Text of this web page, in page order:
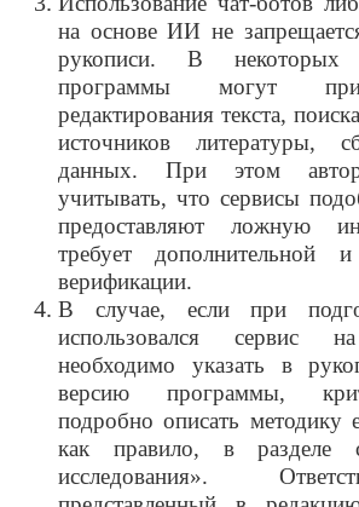
на основе ИИ не
рукописи. В некоторых
программы могут
редактирования текста,
источников литературы,
данных. При этом
учитывать, что сервисы
предоставляют ложную
требует дополнительной
верификации.
В случае, если при
использовался сервис
необходимо указать в
версию программы,
подробно описать методику
как правило, в разделе
исследования».